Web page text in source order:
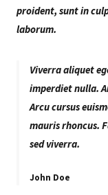
proident, sunt in
laborum.
Viverra aliquet
imperdiet nulla.
Arcu cursus
mauris rhoncus.
sed viverra.
John Doe